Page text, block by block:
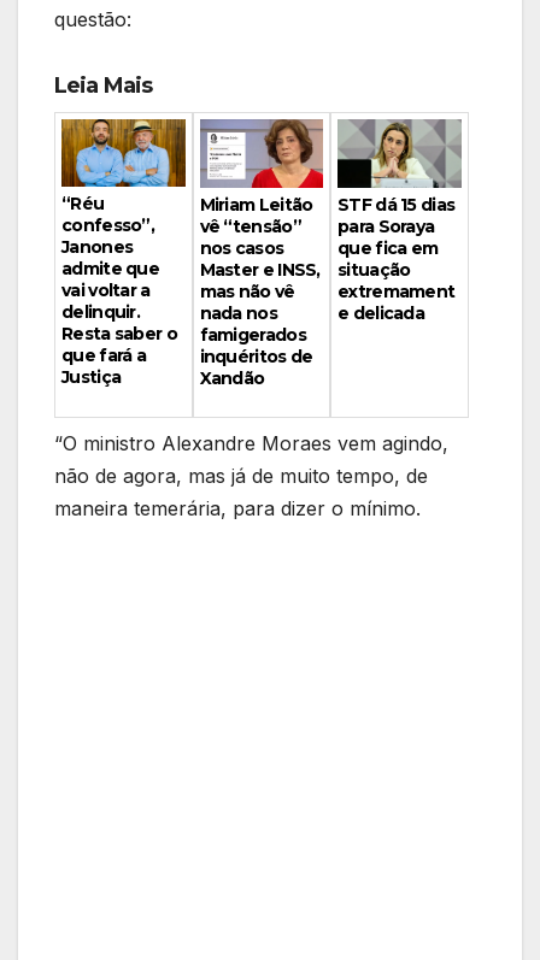
questão:
Leia Mais
“Réu
confesso”,
Janones
admite que
vai voltar a
delinquir.
Resta saber o
que fará a
Justiça
Miriam Leitão
vê “tensão”
nos casos
Master e INSS,
mas não vê
nada nos
famigerados
inquéritos de
Xandão
STF dá 15 dias
para Soraya
que fica em
situação
extremament
e delicada
“O ministro Alexandre Moraes vem agindo,
não de agora, mas já de muito tempo, de
maneira temerária, para dizer o mínimo.